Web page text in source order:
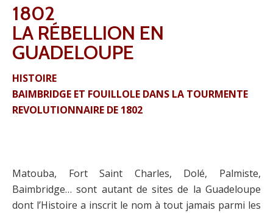
1802
LA RÉBELLION EN
GUADELOUPE
HISTOIRE
BAIMBRIDGE ET FOUILLOLE DANS LA TOURMENTE
REVOLUTIONNAIRE DE 1802
Matouba, Fort Saint Charles, Dolé, Palmiste,
Baimbridge… sont autant de sites de la Guadeloupe
dont l’Histoire a inscrit le nom à tout jamais parmi les